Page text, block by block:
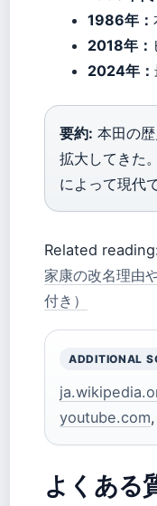
1986年：
2018年：
2024年：
要約: 本田の
拡大してきた
によって現代
Related
家康の改名理由
付き）
ADDITIONAL
youtube.com,
よくある